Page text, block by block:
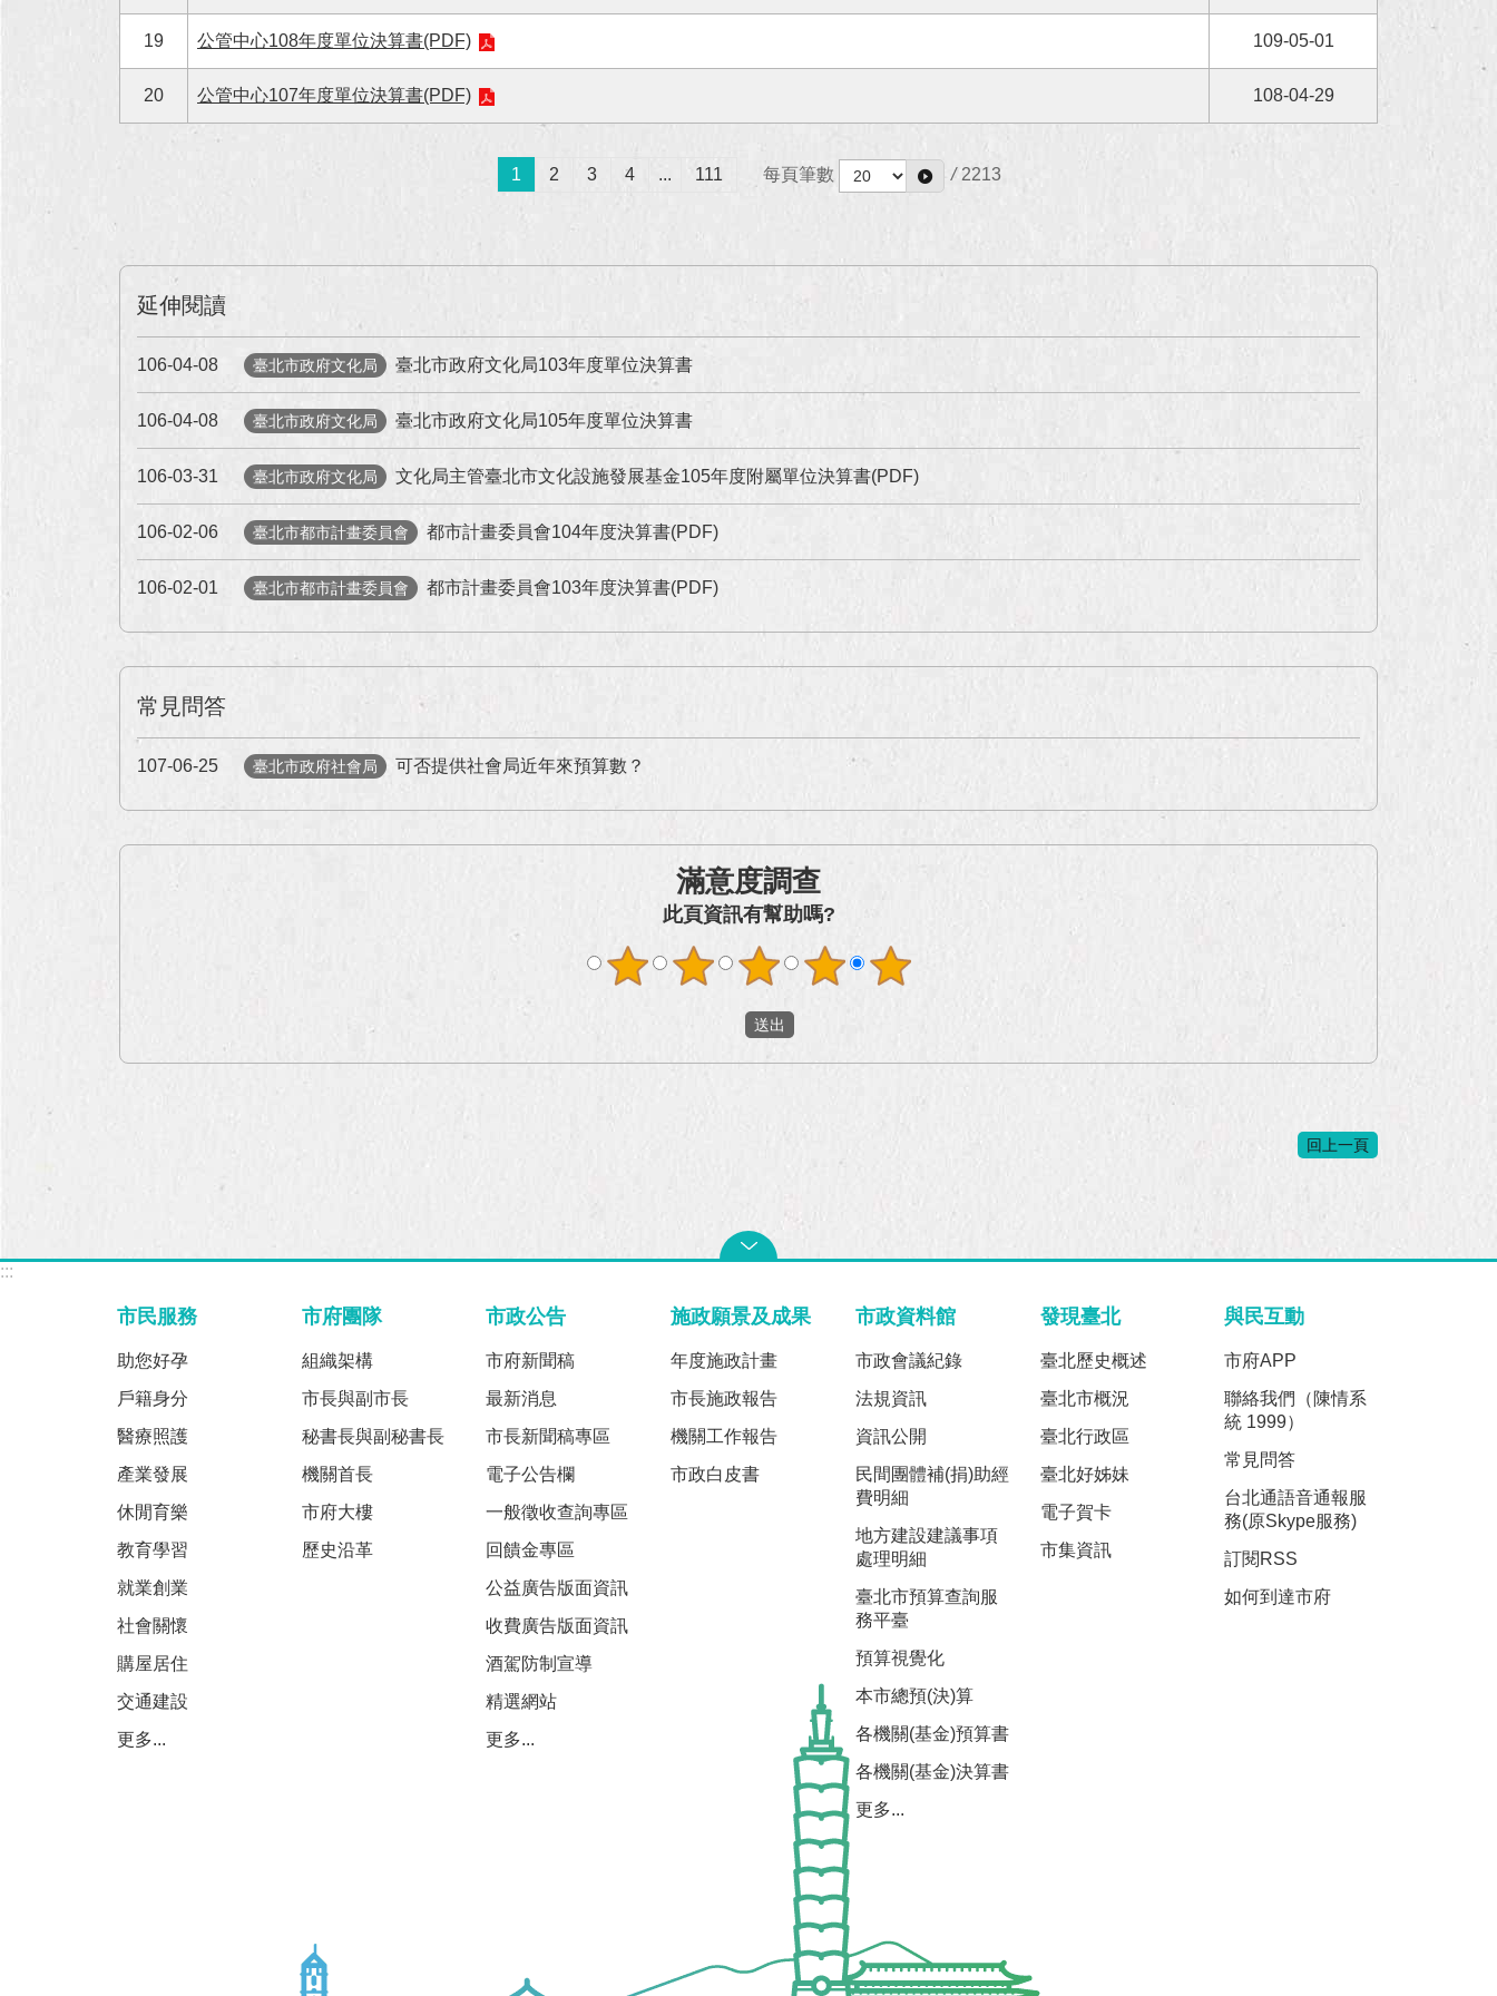
19 公管中心108年度單位決算書(PDF) 109-05-01
20 公管中心107年度單位決算書(PDF) 108-04-29
1 2 3 4 ... 111 每頁筆數 / 2213
延伸閱讀
106-04-08 臺北市政府文化局 臺北市政府文化局103年度單位決算書
106-04-08 臺北市政府文化局 臺北市政府文化局105年度單位決算書
106-03-31 臺北市政府文化局 文化局主管臺北市文化設施發展基金105年度附屬單位決算書(PDF)
106-02-06 臺北市都市計畫委員會 都市計畫委員會104年度決算書(PDF)
106-02-01 臺北市都市計畫委員會 都市計畫委員會103年度決算書(PDF)
常見問答
107-06-25 臺北市政府社會局 可否提供社會局近年來預算數？
滿意度調查
此頁資訊有幫助嗎?
回上一頁
:::
市民服務
助您好孕
戶籍身分
醫療照護
產業發展
休閒育樂
教育學習
就業創業
社會關懷
購屋居住
交通建設
更多...
市府團隊
組織架構
市長與副市長
秘書長與副秘書長
機關首長
市府大樓
歷史沿革
市政公告
市府新聞稿
最新消息
市長新聞稿專區
電子公告欄
一般徵收查詢專區
回饋金專區
公益廣告版面資訊
收費廣告版面資訊
酒駕防制宣導
精選網站
更多...
施政願景及成果
年度施政計畫
市長施政報告
機關工作報告
市政白皮書
市政資料館
市政會議紀錄
法規資訊
資訊公開
民間團體補(捐)助經
費明細
地方建設建議事項
處理明細
臺北市預算查詢服
務平臺
預算視覺化
本市總預(決)算
各機關(基金)預算書
各機關(基金)決算書
更多...
發現臺北
臺北歷史概述
臺北市概況
臺北行政區
臺北好姊妹
電子賀卡
市集資訊
與民互動
市府APP
聯絡我們（陳情系
統 1999）
常見問答
台北通語音通報服
務(原Skype服務)
訂閱RSS
如何到達市府